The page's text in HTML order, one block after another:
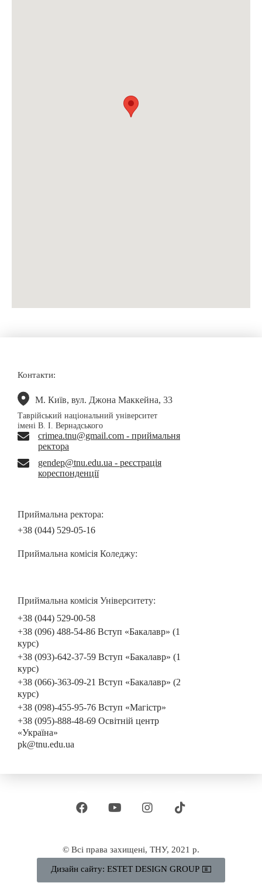
Контакти:
М. Київ, вул. Джона Маккейна, 33
Таврійський національний університет
імені В. І. Вернадського
crimea.tnu@gmail.com - приймальня
ректора
gendep@tnu.edu.ua - реєстрація
кореспонденції
Приймальна ректора:
+38 (044) 529-05-16
Приймальна комісія Коледжу:
Приймальна комісія Університету:
+38 (044) 529-00-58
+38 (096) 488-54-86 Вступ «Бакалавр» (1
курс)
+38 (093)-642-37-59 Вступ «Бакалавр» (1
курс)
+38 (066)-363-09-21 Вступ «Бакалавр» (2
курс)
+38 (098)-455-95-76 Вступ «Магістр»
+38 (095)-888-48-69 Освітній центр
«Україна»
pk@tnu.edu.ua
© Всі права захищені, ТНУ, 2021 р.
Дизайн сайту: ESTET DESIGN GROUP